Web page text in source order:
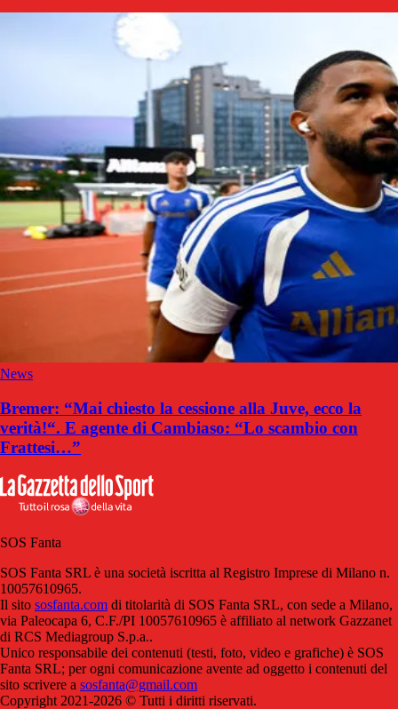
News
Bremer: “Mai chiesto la cessione alla Juve, ecco la
verità!“. E agente di Cambiaso: “Lo scambio con
Frattesi…”
SOS Fanta
SOS Fanta SRL è una società iscritta al Registro Imprese di Milano n.
10057610965.
Il sito sosfanta.com di titolarità di SOS Fanta SRL, con sede a Milano,
via Paleocapa 6, C.F./PI 10057610965 è affiliato al network Gazzanet
di RCS Mediagroup S.p.a..
Unico responsabile dei contenuti (testi, foto, video e grafiche) è SOS
Fanta SRL; per ogni comunicazione avente ad oggetto i contenuti del
sito scrivere a sosfanta@gmail.com
Copyright 2021-2026 © Tutti i diritti riservati.